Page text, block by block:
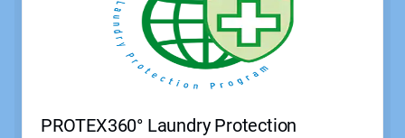
PROTEX360° Laundry Protection